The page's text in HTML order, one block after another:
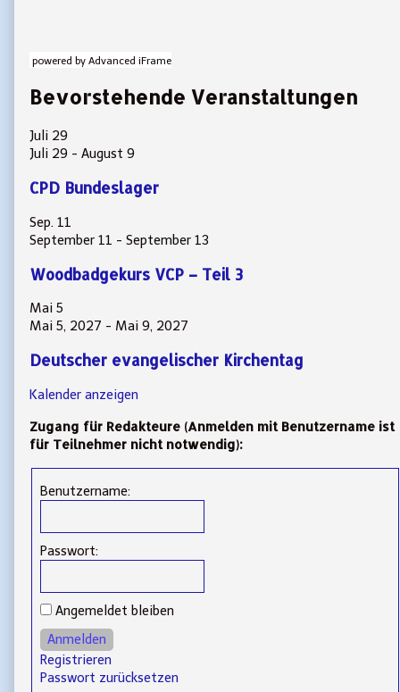
powered by Advanced iFrame
Bevorstehende Veranstaltungen
Juli 29
Juli 29 - August 9
CPD Bundeslager
Sep. 11
September 11 - September 13
Woodbadgekurs VCP – Teil 3
Mai 5
Mai 5, 2027 - Mai 9, 2027
Deutscher evangelischer Kirchentag
Kalender anzeigen
Zugang für Redakteure (Anmelden mit Benutzername ist
für Teilnehmer nicht notwendig):
Benutzername:
Passwort:
Angemeldet bleiben
Anmelden
Registrieren
Passwort zurücksetzen